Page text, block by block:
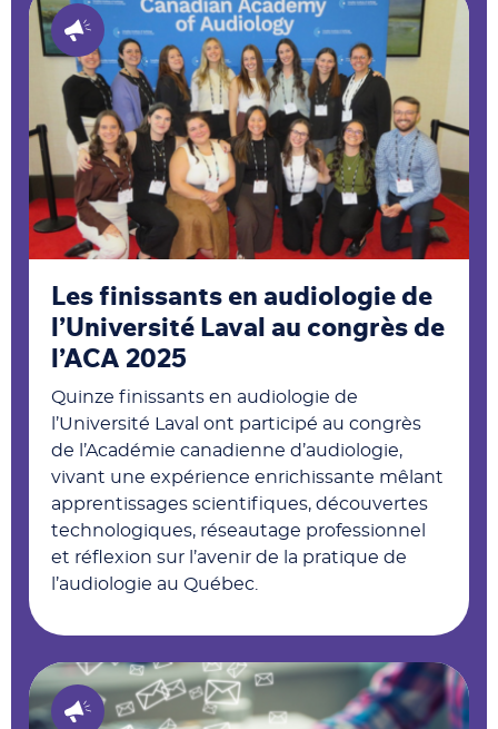
Les finissants en audiologie de
l’Université Laval au congrès de
l’ACA 2025
Quinze finissants en audiologie de
l’Université Laval ont participé au congrès
de l’Académie canadienne d’audiologie,
vivant une expérience enrichissante mêlant
apprentissages scientifiques, découvertes
technologiques, réseautage professionnel
et réflexion sur l’avenir de la pratique de
l’audiologie au Québec.